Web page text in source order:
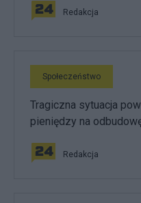
Redakcja
Społeczeństwo
Tragiczna sytuacja
pieniędzy na
Redakcja